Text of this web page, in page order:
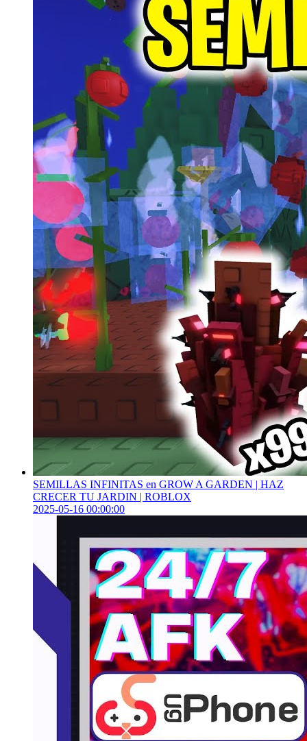
SEMILLAS INFINITAS en GROW A GARDEN | HAZ
CRECER TU JARDIN | ROBLOX
2025-05-16 00:00:00